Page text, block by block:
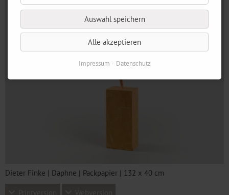
Dieter Finke | Daphne | Packpapier | 132 x 40 cm
Auswahl speichern
Alle akzeptieren
Impressum Datenschutz